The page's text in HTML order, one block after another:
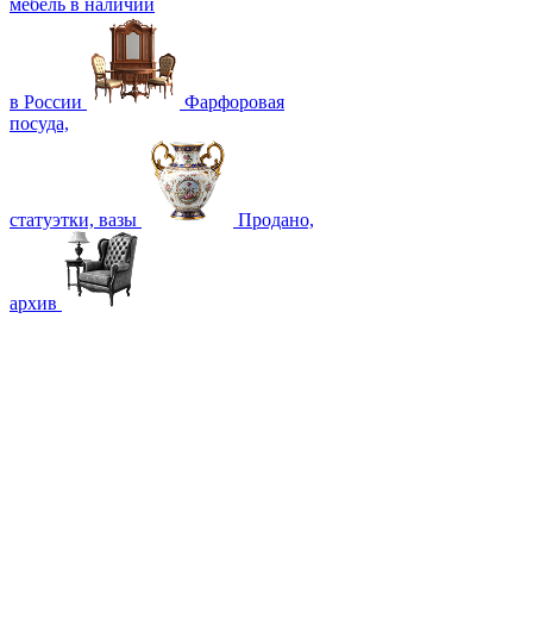
мебель в наличии
в России
Фарфоровая
посуда,
статуэтки, вазы Продано,
архив